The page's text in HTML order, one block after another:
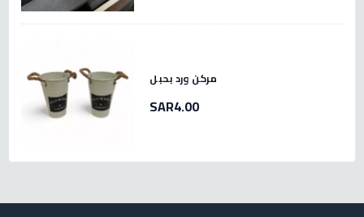
مركن ورد بحبل
SAR4.00